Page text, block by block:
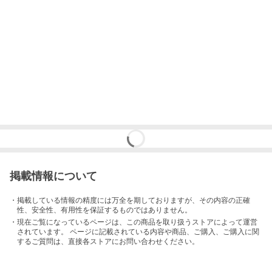
掲載情報について
・掲載している情報の精度には万全を期しておりますが、その内容の正確
性、安全性、有用性を保証するものではありません。
・現在ご覧になっているページは、この商品を取り扱うストアによって運営
されています。 ページに記載されている内容や商品、ご購入 、ご購入に関
するご質問は、直接各ストアにお問い合わせください。